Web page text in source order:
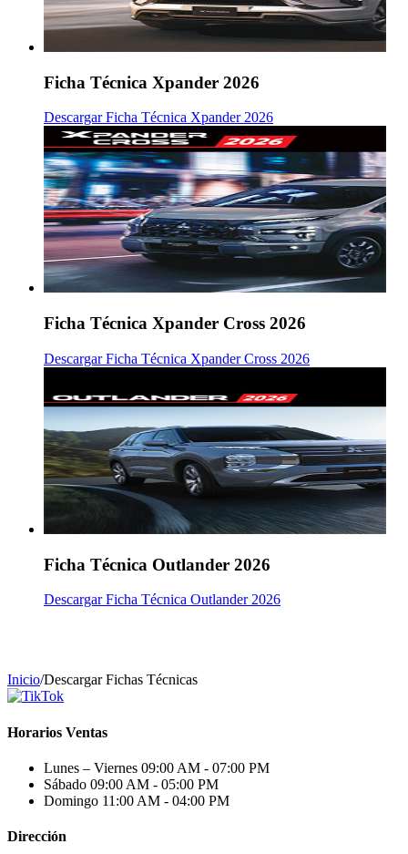
Ficha Técnica Xpander 2026
Descargar Ficha Técnica Xpander 2026
Ficha Técnica Xpander Cross 2026
Descargar Ficha Técnica Xpander Cross 2026
Ficha Técnica Outlander 2026
Descargar Ficha Técnica Outlander 2026
Inicio/Descargar Fichas Técnicas
Horarios Ventas
Lunes – Viernes 09:00 AM - 07:00 PM
Sábado 09:00 AM - 05:00 PM
Domingo 11:00 AM - 04:00 PM
Dirección